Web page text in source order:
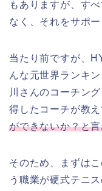
もありますが、す
なく、それをサポ
当たり前ですが、
んな元世界ランキ
川さんのコーチン
得したコーチが教
ができないか？と
そのため、まずは
う職業が硬式テニ